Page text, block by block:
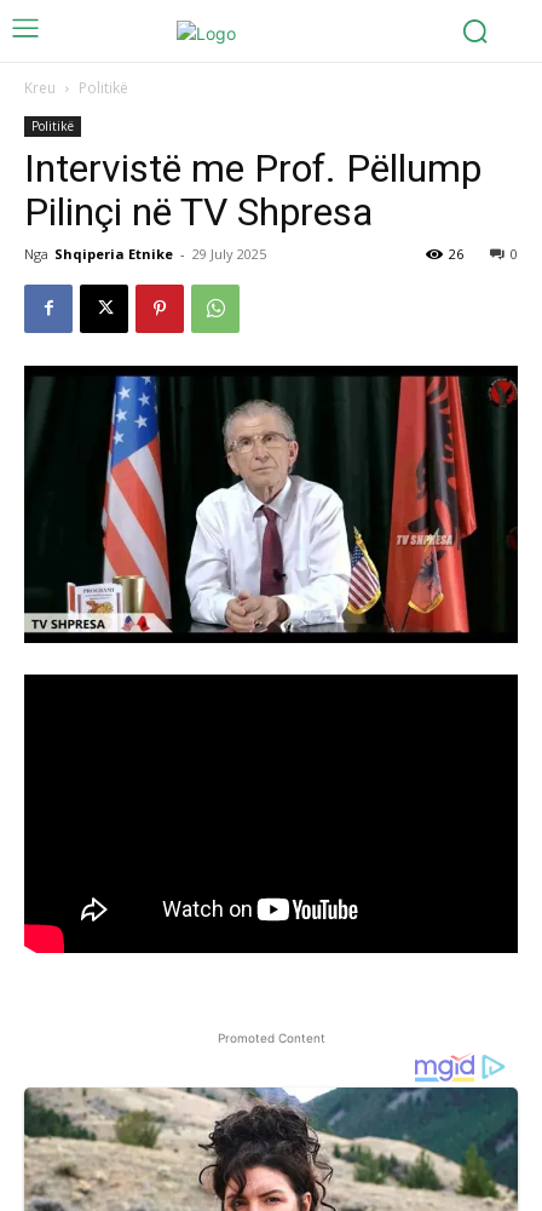
Kreu Politikë
Politikë
Intervistë me Prof. Pëllump
Pilinçi në TV Shpresa
Nga Shqiperia Etnike - 29 July 2025 0
26
Promoted Content